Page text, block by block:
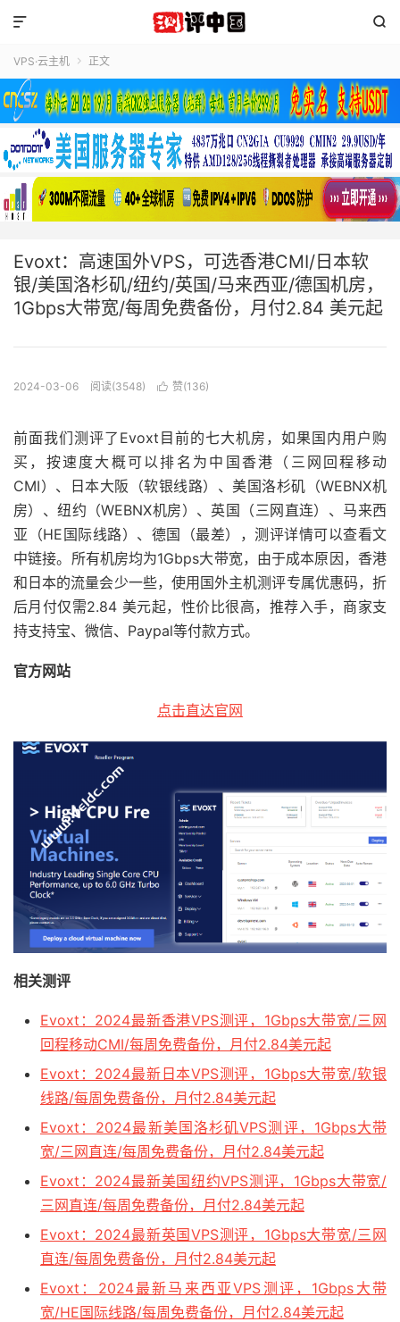


VPS·云主机  正文
Evoxt：高速国外VPS，可选香港CMI/日本软
银/美国洛杉矶/纽约/英国/马来西亚/德国机房，
1Gbps大带宽/每周免费备份，月付2.84 美元起
2024-03-06 阅读(3548)  赞(136)
前面我们测评了Evoxt目前的七大机房，如果国内用户购
买，按速度大概可以排名为中国香港（三网回程移动
CMI）、日本大阪（软银线路）、美国洛杉矶（WEBNX机
房）、纽约（WEBNX机房）、英国（三网直连）、马来西
亚（HE国际线路）、德国（最差），测评详情可以查看文
中链接。所有机房均为1Gbps大带宽，由于成本原因，香港
和日本的流量会少一些，使用国外主机测评专属优惠码，折
后月付仅需2.84 美元起，性价比很高，推荐入手，商家支
持支持宝、微信、Paypal等付款方式。
官方网站
点击直达官网
相关测评
Evoxt：2024最新香港VPS测评，1Gbps大带宽/三网
回程移动CMI/每周免费备份，月付2.84美元起
Evoxt：2024最新日本VPS测评，1Gbps大带宽/软银
线路/每周免费备份，月付2.84美元起
Evoxt：2024最新美国洛杉矶VPS测评，1Gbps大带
宽/三网直连/每周免费备份，月付2.84美元起
Evoxt：2024最新美国纽约VPS测评，1Gbps大带宽/
三网直连/每周免费备份，月付2.84美元起
Evoxt：2024最新英国VPS测评，1Gbps大带宽/三网
直连/每周免费备份，月付2.84美元起
Evoxt：2024最新马来西亚VPS测评，1Gbps大带
宽/HE国际线路/每周免费备份，月付2.84美元起